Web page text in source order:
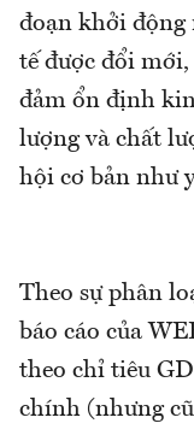
đoạn khởi động
tế được đổi mới,
đảm ổn định
lượng và chất
hội cơ bản như
Theo sự phân
báo cáo của
theo chỉ tiêu
chính (nhưng